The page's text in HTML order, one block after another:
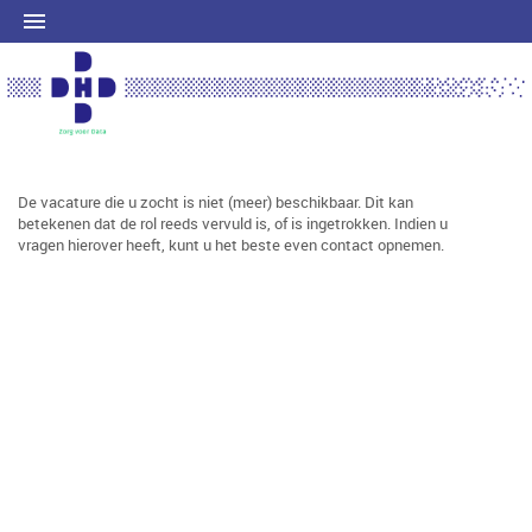
De vacature die u zocht is niet (meer) beschikbaar. Dit kan
betekenen dat de rol reeds vervuld is, of is ingetrokken. Indien u
vragen hierover heeft, kunt u het beste even contact opnemen.